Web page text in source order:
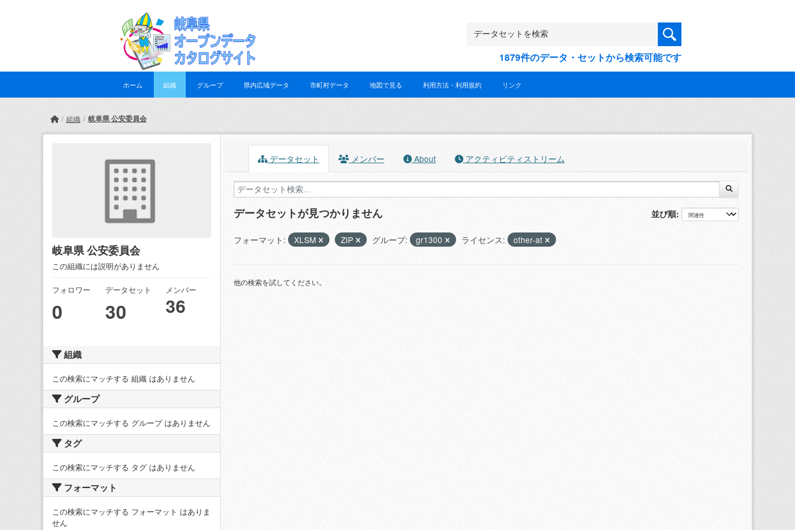
1879件のデータ・セットから検索可能です
ホーム 組織 グループ 県内広域データ 市町村データ 地図で見る 利用方法・利用規約 リンク
組織 岐阜県 公安委員会
岐阜県 公安委員会
この組織には説明がありません
フォロワー
0
データセット
30
メンバー
36
組織
この検索にマッチする 組織 はありません
グループ
この検索にマッチする グループ はありません
タグ
この検索にマッチする タグ はありません
フォーマット
この検索にマッチする フォーマット はありま
せん
データセット メンバー About アクティビティストリーム
並び順
データセットが見つかりません
フォーマット: XLSM ZIP グループ: gr1300 ライセンス: other-at
他の検索を試してください。